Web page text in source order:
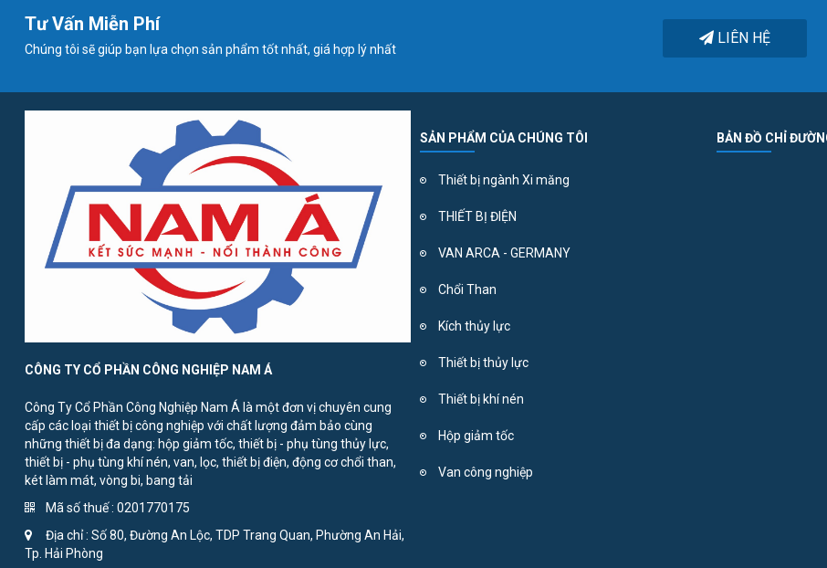
Tư Vấn Miễn Phí
Chúng tôi sẽ giúp bạn lựa chọn sản phẩm tốt nhất, giá hợp lý nhất
LIÊN HỆ
CÔNG TY CỔ PHẦN CÔNG NGHIỆP NAM Á
Công Ty Cổ Phần Công Nghiệp Nam Á là một đơn vị chuyên cung
cấp các loại thiết bị công nghiệp với chất lượng đảm bảo cùng
những thiết bị đa dạng: hộp giảm tốc, thiết bị - phụ tùng thủy lực,
thiết bị - phụ tùng khí nén, van, lọc, thiết bị điện, động cơ chổi than,
két làm mát, vòng bi, bang tải
Mã số thuế : 0201770175
Địa chỉ : Số 80, Đường An Lộc, TDP Trang Quan, Phường An Hải,
Tp. Hải Phòng
SẢN PHẨM CỦA CHÚNG TÔI
Thiết bị ngành Xi măng
THIẾT BỊ ĐIỆN
VAN ARCA - GERMANY
Chổi Than
Kích thủy lực
Thiết bị thủy lực
Thiết bị khí nén
Hộp giảm tốc
Van công nghiệp
BẢN ĐỒ CHỈ